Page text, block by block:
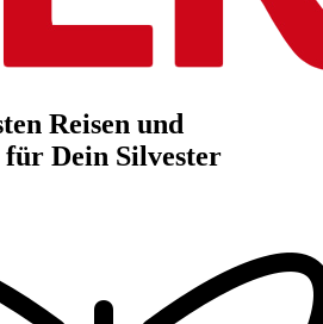
Reisen und
Dein Silvester